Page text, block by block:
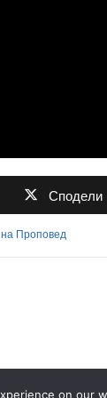
Сподели
на Проповед
on